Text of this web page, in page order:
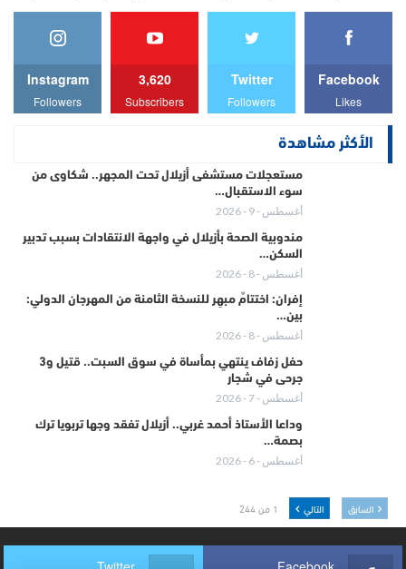
Facebook
Likes
Twitter
Followers
3,620
Subscribers
Instagram
Followers
الأكثر مشاهدة
مستعجلات مستشفى أزيلال تحت المجهر.. شكاوى من
سوء الاستقبال…
أغسطس - 9 - 2026
مندوبية الصحة بأزيلال في واجهة الانتقادات بسبب تدبير
السكن…
أغسطس - 8 - 2026
إفران: اختتامٌ مبهِر للنسخة الثامنة من المهرجان الدولي:
بين…
أغسطس - 8 - 2026
حفل زفاف ينتهي بمأساة في سوق السبت.. قتيل و3
جرحى في شجار
أغسطس - 7 - 2026
وداعا الأستاذ أحمد غربي.. أزيلال تفقد وجها تربويا ترك
بصمة…
أغسطس - 6 - 2026
السابق التالي 1 من 244